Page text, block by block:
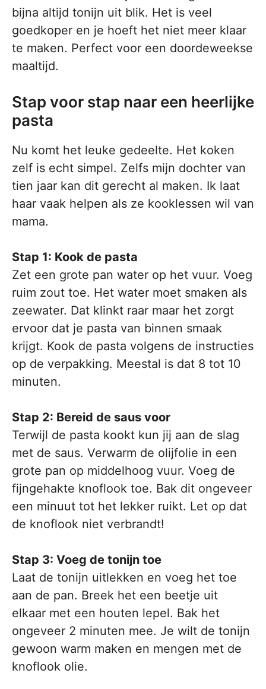
bijna altijd tonijn uit blik. Het is veel
goedkoper en je hoeft het niet meer klaar
te maken. Perfect voor een doordeweekse
maaltijd.
Stap voor stap naar een heerlijke
pasta
Nu komt het leuke gedeelte. Het koken
zelf is echt simpel. Zelfs mijn dochter van
tien jaar kan dit gerecht al maken. Ik laat
haar vaak helpen als ze kooklessen wil van
mama.
Stap 1: Kook de pasta
Zet een grote pan water op het vuur. Voeg
ruim zout toe. Het water moet smaken als
zeewater. Dat klinkt raar maar het zorgt
ervoor dat je pasta van binnen smaak
krijgt. Kook de pasta volgens de instructies
op de verpakking. Meestal is dat 8 tot 10
minuten.
Stap 2: Bereid de saus voor
Terwijl de pasta kookt kun jij aan de slag
met de saus. Verwarm de olijfolie in een
grote pan op middelhoog vuur. Voeg de
fijngehakte knoflook toe. Bak dit ongeveer
een minuut tot het lekker ruikt. Let op dat
de knoflook niet verbrandt!
Stap 3: Voeg de tonijn toe
Laat de tonijn uitlekken en voeg het toe
aan de pan. Breek het een beetje uit
elkaar met een houten lepel. Bak het
ongeveer 2 minuten mee. Je wilt de tonijn
gewoon warm maken en mengen met de
knoflook olie.